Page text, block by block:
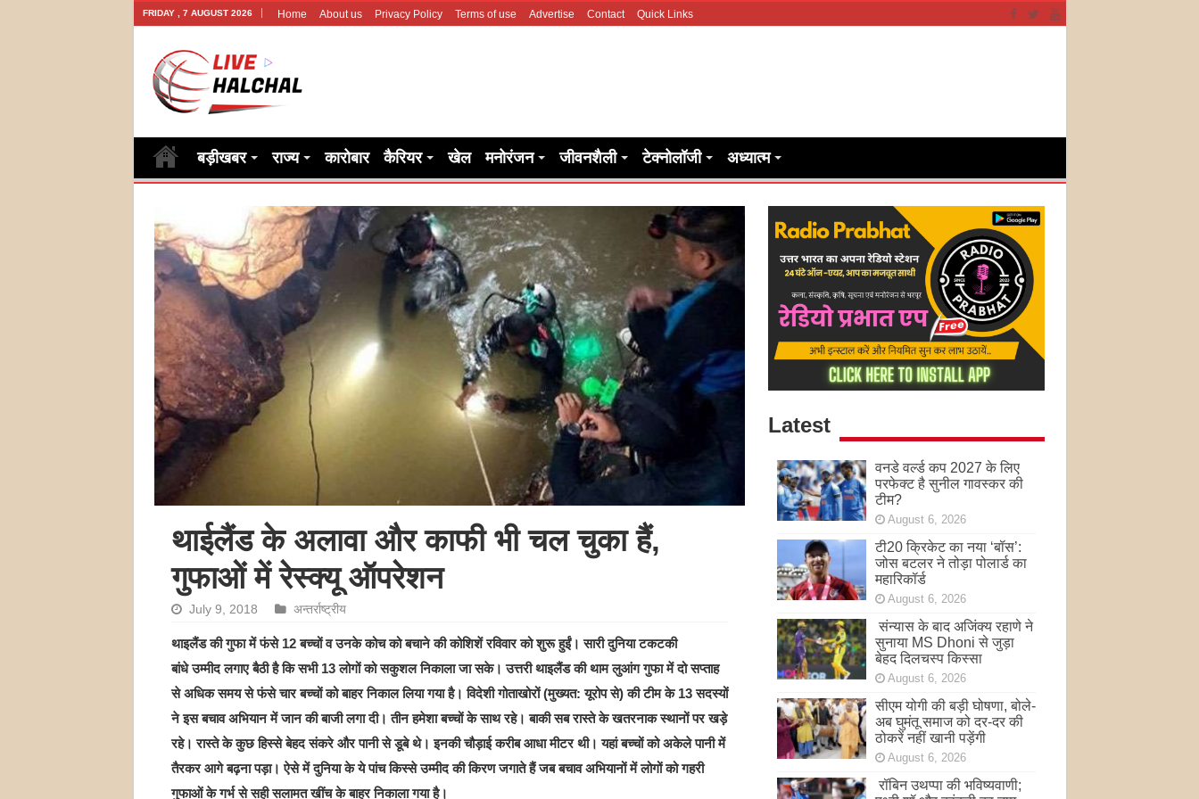
FRIDAY , 7 AUGUST 2026 Home About us Privacy Policy Terms of use Advertise Contact Quick Links
बड़ीखबर राज्य कारोबार कैरियर खेल मनोरंजन जीवनशैली टेक्नोलॉजी अध्यात्म
थाईलैंड के अलावा और काफी भी चल चुका हैं,
गुफाओं में रेस्‍क्‍यू ऑपरेशन
July 9, 2018 अन्तर्राष्ट्रीय
थाइलैंड की गुफा में फंसे 12 बच्चों व उनके कोच को बचाने की कोशिशें रविवार को शुरू हुईं। सारी दुनिया टकटकी
बांधे उम्मीद लगाए बैठी है कि सभी 13 लोगों को सकुशल निकाला जा सके। उत्तरी थाइलैंड की थाम लुआंग गुफा में दो सप्ताह
से अधिक समय से फंसे चार बच्चों को बाहर निकाल लिया गया है। विदेशी गोताखोरों (मुख्यत: यूरोप से) की टीम के 13 सदस्यों
ने इस बचाव अभियान में जान की बाजी लगा दी। तीन हमेशा बच्चों के साथ रहे। बाकी सब रास्ते के खतरनाक स्थानों पर खड़े
रहे। रास्ते के कुछ हिस्से बेहद संकरे और पानी से डूबे थे। इनकी चौड़ाई करीब आधा मीटर थी। यहां बच्चों को अकेले पानी में
तैरकर आगे बढ़ना पड़ा। ऐसे में दुनिया के ये पांच किस्से उम्मीद की किरण जगाते हैं जब बचाव अभियानों में लोगों को गहरी
गुफाओं के गर्भ से सही सलामत खींच के बाहर निकाला गया है।
Latest
वनडे वर्ल्ड कप 2027 के लिए
परफेक्ट है सुनील गावस्कर की
टीम?
August 6, 2026
टी20 क्रिकेट का नया ‘बॉस’:
जोस बटलर ने तोड़ा पोलार्ड का
महारिकॉर्ड
August 6, 2026
संन्यास के बाद अजिंक्‍य रहाणे ने
सुनाया MS Dhoni से जुड़ा
बेहद दिलचस्प किस्सा
August 6, 2026
सीएम योगी की बड़ी घोषणा, बोले-
अब घुमंतू समाज को दर-दर की
ठोकरें नहीं खानी पड़ेंगी
August 6, 2026
रॉबिन उथप्पा की भविष्यवाणी;